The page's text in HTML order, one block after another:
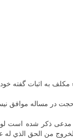
مکلف به اثبات گفته
در مساله موافق
مدعی ذکر شده است
من الحق الذي